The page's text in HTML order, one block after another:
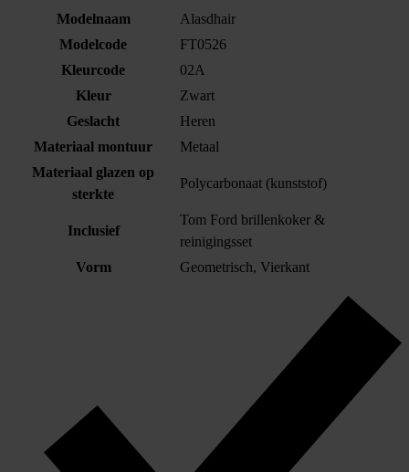
Modelnaam
Alasdhair
Modelcode
FT0526
Kleurcode
02A
Kleur
Zwart
Geslacht
Heren
Materiaal montuur
Metaal
Materiaal glazen op
sterkte
Polycarbonaat (kunststof)
Inclusief
Tom Ford brillenkoker &
reinigingsset
Vorm
Geometrisch, Vierkant